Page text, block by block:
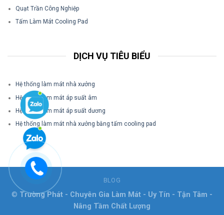
Quạt Trần Công Nghiệp
Tấm Làm Mát Cooling Pad
DỊCH VỤ TIÊU BIỂU
Hệ thống làm mát nhà xưởng
Hệ thống làm mát áp suất âm
Hệ thống làm mát áp suất dương
Hệ thống làm mát nhà xưởng bằng tấm cooling pad
BLOG
© Trường Phát - Chuyên Gia Làm Mát - Uy Tín - Tận Tâm -
Nâng Tầm Chất Lượng